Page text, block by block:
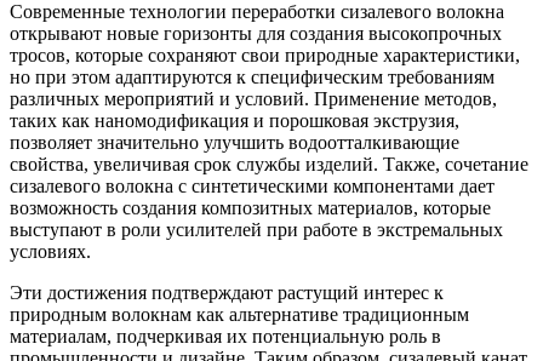
Современные технологии переработки сизалевого волокна
открывают новые горизонты для создания высокопрочных
тросов, которые сохраняют свои природные характеристики,
но при этом адаптируются к специфическим требованиям
различных мероприятий и условий. Применение методов,
таких как наномодификация и порошковая экструзия,
позволяет значительно улучшить водоотталкивающие
свойства, увеличивая срок службы изделий. Также, сочетание
сизалевого волокна с синтетическими компонентами дает
возможность создания композитных материалов, которые
выступают в роли усилителей при работе в экстремальных
условиях.
Эти достижения подтверждают растущий интерес к
природным волокнам как альтернативе традиционным
материалам, подчеркивая их потенциальную роль в